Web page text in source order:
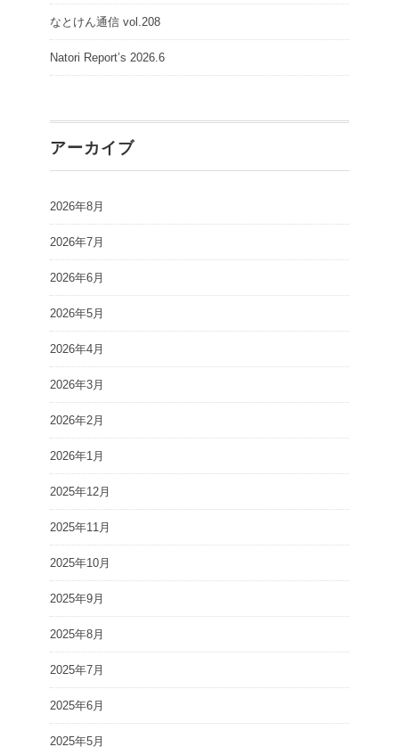
なとけん通信 vol.208
Natori Report’s 2026.6
アーカイブ
2026年8月
2026年7月
2026年6月
2026年5月
2026年4月
2026年3月
2026年2月
2026年1月
2025年12月
2025年11月
2025年10月
2025年9月
2025年8月
2025年7月
2025年6月
2025年5月